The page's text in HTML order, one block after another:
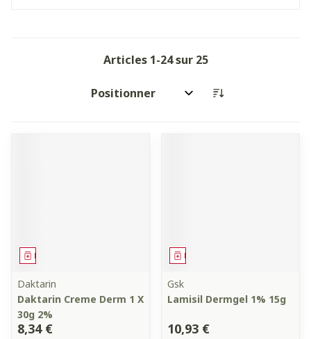
Articles 1-24sur 25
Trier par:
Médicament
Daktarin
Daktarin Creme Derm 1 X
30g 2%
8,34 €
Médicament
Gsk
Lamisil Dermgel 1% 15g
10,93 €